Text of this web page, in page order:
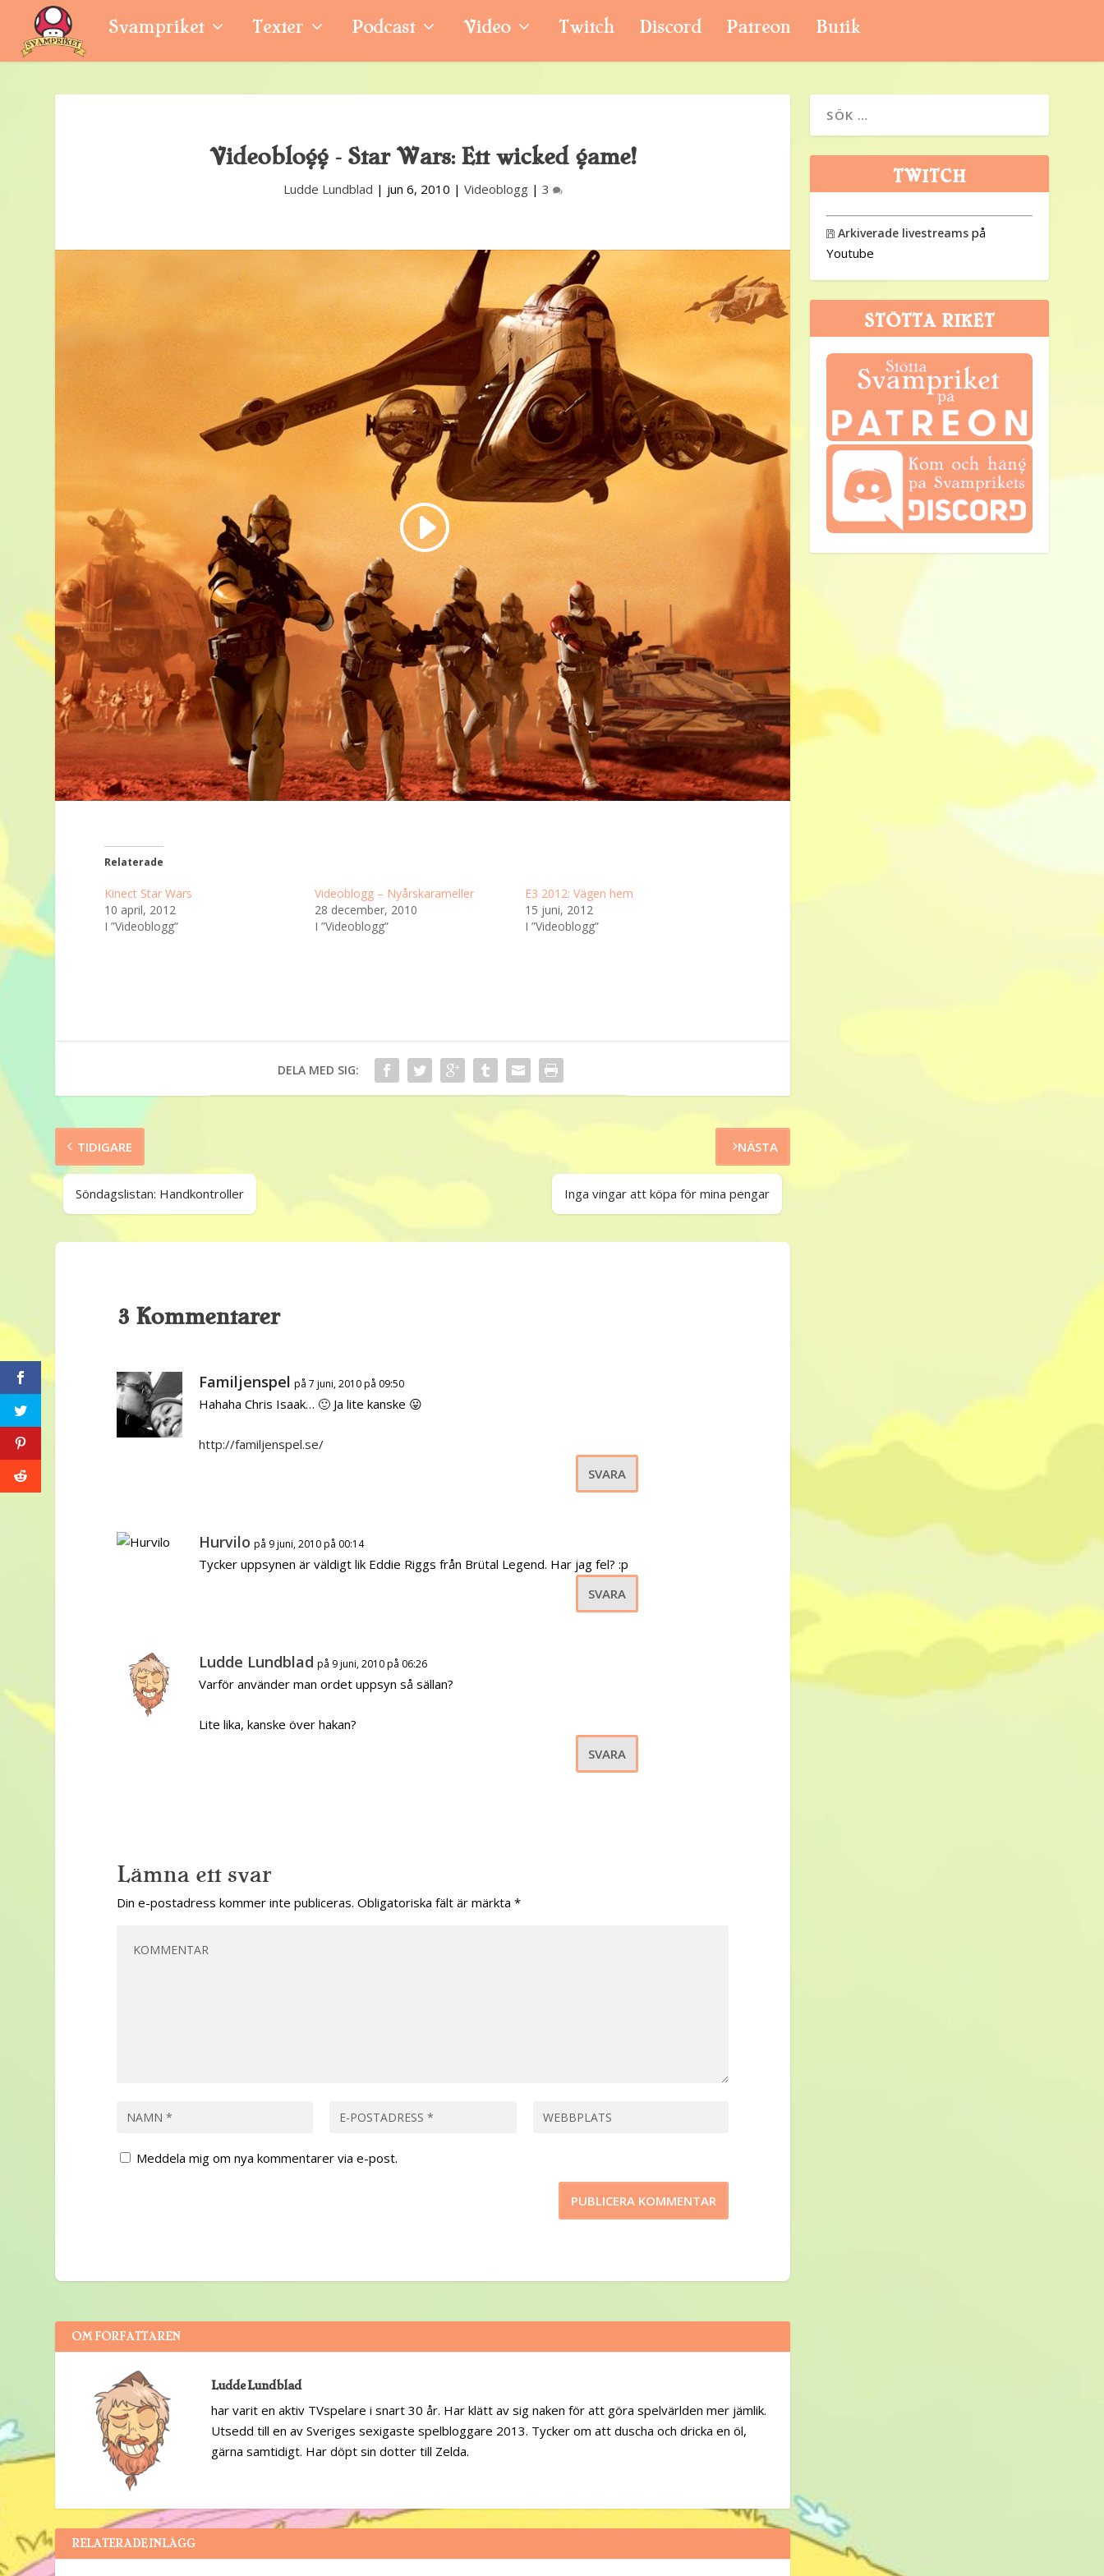
Svampriket Texter Podcast Video Twitch Discord Patreon Butik
Videoblogg – Star Wars: Ett wicked game!
Ludde Lundblad | jun 6, 2010 | Videoblogg| 3
Relaterade
Kinect Star Wars
10 april, 2012
I ”Videoblogg”
Videoblogg – Nyårskarameller
28 december, 2010
I ”Videoblogg”
E3 2012: Vägen hem
15 juni, 2012
I ”Videoblogg”
DELA MED SIG:
TIDIGARE
Söndagslistan: Handkontroller
NÄSTA
Inga vingar att köpa för mina pengar
3 Kommentarer
Familjenspel på 7 juni, 2010 på 09:50
Hahaha Chris Isaak… 🙂 Ja lite kanske 😛
http://familjenspel.se/
SVARA
Hurvilo på 9 juni, 2010 på 00:14
Tycker uppsynen är väldigt lik Eddie Riggs från Brütal Legend. Har jag fel? :p
SVARA
Ludde Lundblad på 9 juni, 2010 på 06:26
Varför använder man ordet uppsyn så sällan?
Lite lika, kanske över hakan?
SVARA
Lämna ett svar
Din e-postadress kommer inte publiceras. Obligatoriska fält är märkta*
Meddela mig om nya kommentarer via e-post.
OM FÖRFATTAREN
Ludde Lundblad
har varit en aktiv TVspelare i snart 30 år. Har klätt av sig naken för att göra spelvärlden mer jämlik.
Utsedd till en av Sveriges sexigaste spelbloggare 2013. Tycker om att duscha och dricka en öl,
gärna samtidigt. Har döpt sin dotter till Zelda.
RELATERADE INLÄGG
TWITCH
 Arkiverade livestreams på
Youtube
STÖTTA RIKET